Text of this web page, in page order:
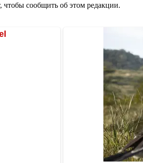
сообщить об этом редакции.